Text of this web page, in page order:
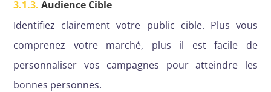
3.1.3. Audience Cible
Identifiez clairement votre public cible. Plus vous
comprenez votre marché, plus il est facile de
personnaliser vos campagnes pour atteindre les
bonnes personnes.